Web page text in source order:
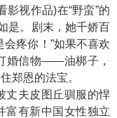
视作品)在“野蛮”的
是。剧末，她千娇百
疼你！”如果不喜欢
婚信物——油梆子，
郑恩的法宝。
夫皮图丘驯服的悍
富有新中国女性独立